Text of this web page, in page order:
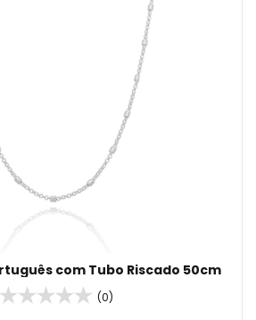
com Tubo Riscado 50cm
(0)